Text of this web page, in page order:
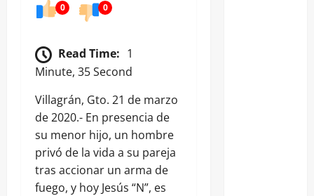
0 0
Read Time: 1
Minute, 35 Second
Villagrán, Gto. 21 de marzo
de 2020.- En presencia de
su menor hijo, un hombre
privó de la vida a su pareja
tras accionar un arma de
fuego, y hoy Jesús “N”, es